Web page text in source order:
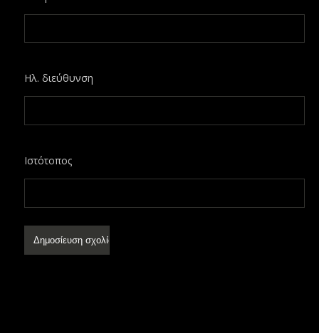
Ηλ. διεύθυνση
Ιστότοπος